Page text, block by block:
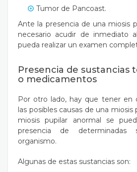
Tumor de Pancoast.
Ante la presencia de una miosis
necesario acudir de inmediato
pueda realizar un examen
Presencia de sustancias
o medicamentos
Por otro lado, hay que tener en
las posibles causas de una
miosis pupilar anormal se
presencia de determinadas
organismo.
Algunas de estas sustancias son: